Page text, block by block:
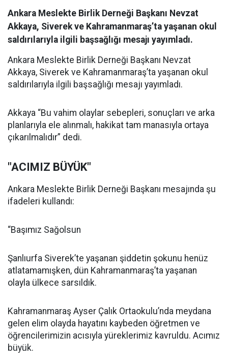
Ankara Meslekte Birlik Derneği Başkanı Nevzat
Akkaya, Siverek ve Kahramanmaraş’ta yaşanan okul
saldırılarıyla ilgili başsağlığı mesajı yayımladı.
Ankara Meslekte Birlik Derneği Başkanı Nevzat
Akkaya, Siverek ve Kahramanmaraş’ta yaşanan okul
saldırılarıyla ilgili başsağlığı mesajı yayımladı.
Akkaya “Bu vahim olaylar sebepleri, sonuçları ve arka
planlarıyla ele alınmalı, hakikat tam manasıyla ortaya
çıkarılmalıdır” dedi.
"ACIMIZ BÜYÜK"
Ankara Meslekte Birlik Derneği Başkanı mesajında şu
ifadeleri kullandı:
“Başımız Sağolsun
Şanlıurfa Siverek’te yaşanan şiddetin şokunu henüz
atlatamamışken, dün Kahramanmaraş’ta yaşanan
olayla ülkece sarsıldık.
Kahramanmaraş Ayser Çalık Ortaokulu’nda meydana
gelen elim olayda hayatını kaybeden öğretmen ve
öğrencilerimizin acısıyla yüreklerimiz kavruldu. Acımız
büyük.